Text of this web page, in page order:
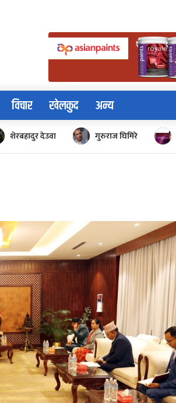
विचार खेलकुद अन्य
शेरबहादुर देउवा गुरुराज घिमिरे